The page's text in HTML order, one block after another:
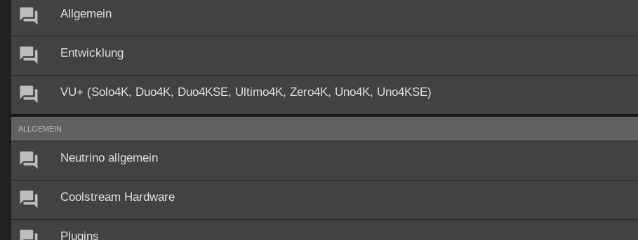
Allgemein
Entwicklung
VU+ (Solo4K, Duo4K, Duo4KSE, Ultimo4K, Zero4K, Uno4K, Uno4KSE)
ALLGEMEIN
Neutrino allgemein
Coolstream Hardware
Plugins